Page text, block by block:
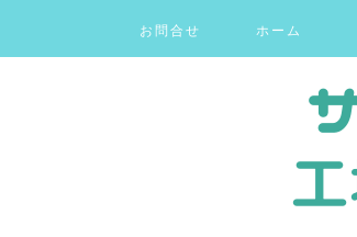
お問合せ ホーム